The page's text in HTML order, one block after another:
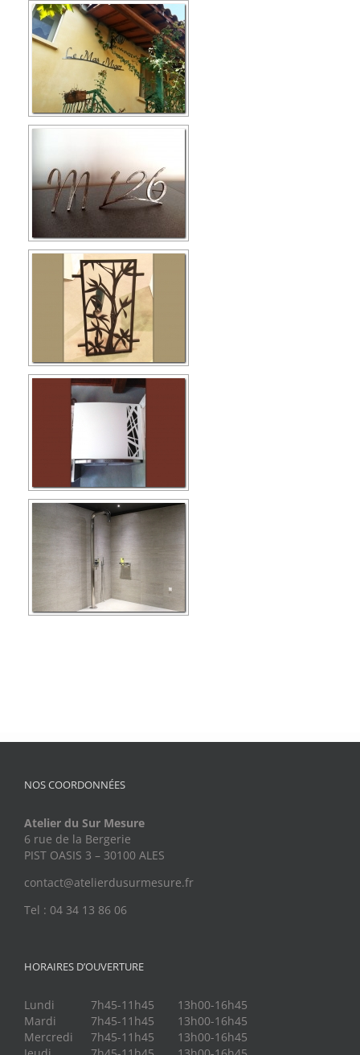
NOS COORDONNÉES
Atelier du Sur Mesure
6 rue de la Bergerie
PIST OASIS 3 – 30100 ALES
contact@atelierdusurmesure.fr
Tel : 04 34 13 86 06
HORAIRES D’OUVERTURE
Lundi 7h45-11h45
13h00-16h45
Mardi
7h45-11h45
13h00-16h45
Mercredi
7h45-11h45
13h00-16h45